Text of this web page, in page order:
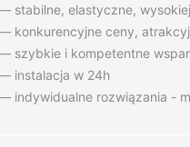
stabilne, elastyczne,
konkurencyjne ceny,
szybkie i kompetentne
instalacja w 24h
indywidualne rozwiązania -